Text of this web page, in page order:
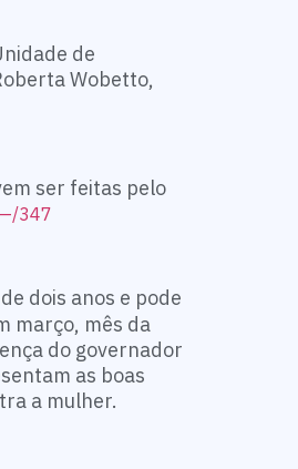
de
Wobetto,
ser feitas pelo
347
dois anos e pode
março, mês da
do governador
as boas
a mulher.